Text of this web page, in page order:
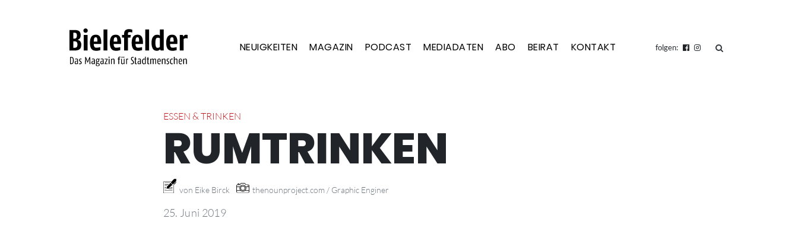
NEUIGKEITEN MAGAZIN PODCAST MEDIADATEN ABO BEIRAT KONTAKT folgen: suchen
ESSEN & TRINKEN
RUMTRINKEN
von Eike Birck thenounproject.com / Graphic Enginer
25. Juni 2019